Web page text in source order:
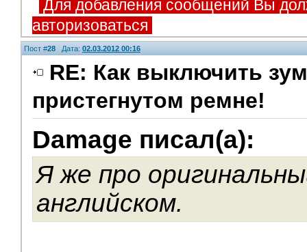
Для добавления сообщений Вы
авторизоваться
Пост #28 Дата: 02.03.2012 00:16
RE: Как выключить
пристегнутом ремне!
Damage писал(а):
Я же про
английском.